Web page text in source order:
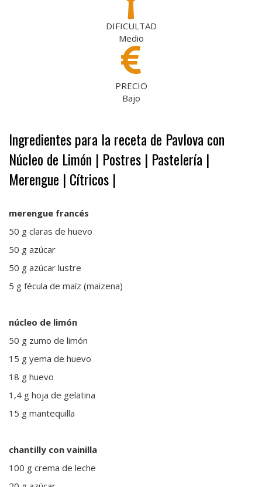
DIFICULTAD
Medio
PRECIO
Bajo
Ingredientes para la receta de Pavlova con
Núcleo de Limón | Postres | Pastelería |
Merengue | Cítricos |
merengue francés
50 g claras de huevo
50 g azúcar
50 g azúcar lustre
5 g fécula de maíz (maizena)
núcleo de limón
50 g zumo de limón
15 g yema de huevo
18 g huevo
1,4 g hoja de gelatina
15 g mantequilla
chantilly con vainilla
100 g crema de leche